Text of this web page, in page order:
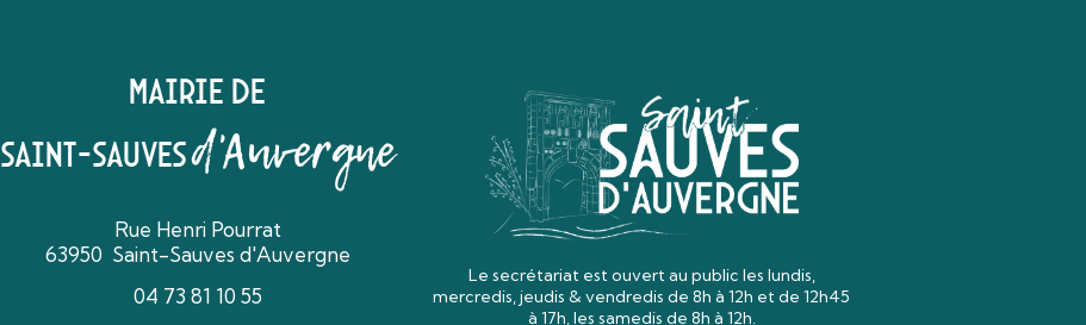
Mairie de
Saint-Sauvesd'Auvergne
Rue Henri Pourrat
63950 Saint-Sauves d'Auvergne
04 73 81 10 55
Le secrétariat est ouvert au public les lundis,
mercredis, jeudis & vendredisde 8h à 12h et de 12h45
à 17h, les samedis de 8h à 12h.